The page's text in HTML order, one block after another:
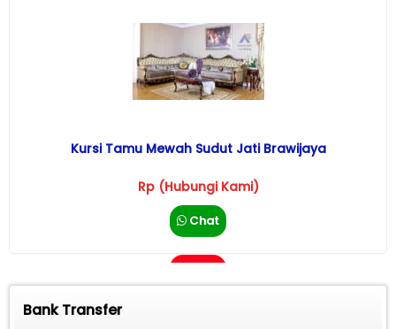
Kursi Tamu Mewah Sudut Jati Brawijaya
Rp (Hubungi Kami)
Chat
Bank Transfer